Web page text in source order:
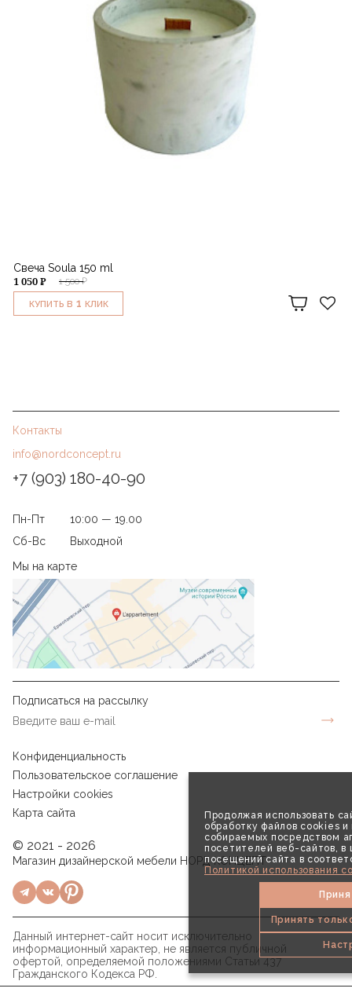
Продолжая использовать
обработку файлов cookies и
собираемых посредством
посетителей веб-сайтов, в
посещений сайта в
Политикой использования
Принять
Свеча Soula 150 ml
1 500 ₽
1 050 ₽
КУПИТЬ В 1 КЛИК
Контакты
info@nordconcept.ru
+7 (903) 180-40-90
Пн-Пт
10:00 — 19.00
Сб-Вс
Выходной
Мы на карте
Подписаться на рассылку
Конфиденциальность
Пользовательское соглашение
Настройки cookies
Карта сайта
© 2021 - 2026
Магазин дизайнерской мебели НОРД КОНЦЕПТ
Данный интернет-сайт носит исключительно
информационный характер, не является публичной
офертой, определяемой положениями Статьи 437
Гражданского Кодекса РФ.